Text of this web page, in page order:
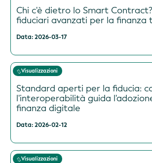
Chi c'è dietro lo Smart
fiduciari avanzati per la finanza
Data: 2026-03-17
Visualizzazioni
Standard aperti per la fiducia:
l'interoperabilità guida
finanza digitale
Data: 2026-02-12
Visualizzazioni